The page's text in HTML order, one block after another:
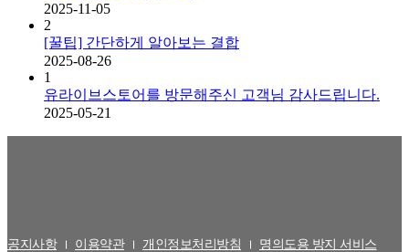
2025-11-05
2
[꿀팁] 간단하게 알아보는 결합
2025-08-26
1
유라이브스토어를 방문해주신 고객님 감사드립니다.
2025-05-21
공지사항 이용약관 개인정보처리방침 명의도용 방지 서비스